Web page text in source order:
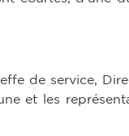
de service,
et les